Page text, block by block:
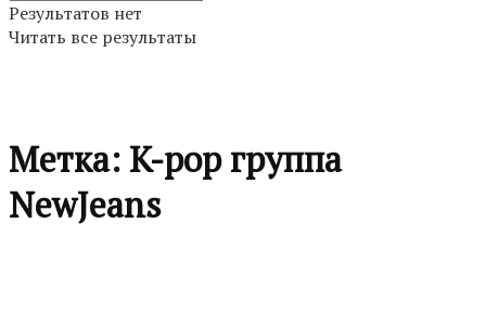
Результатов нет
Читать все результаты
Метка: K-pop группа
NewJeans